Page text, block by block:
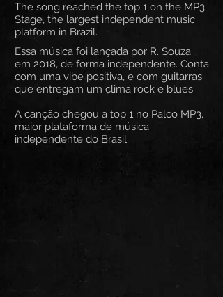
The song reached the top 1 on the MP3
Stage, the largest independent music
platform in Brazil.
Essa música foi lançada por R. Souza
em 2018, de forma independente. Conta
com uma vibe positiva, e com guitarras
que entregam um clima rock e blues.
A canção chegou a top 1 no Palco MP3,
maior plataforma de música
independente do Brasil.